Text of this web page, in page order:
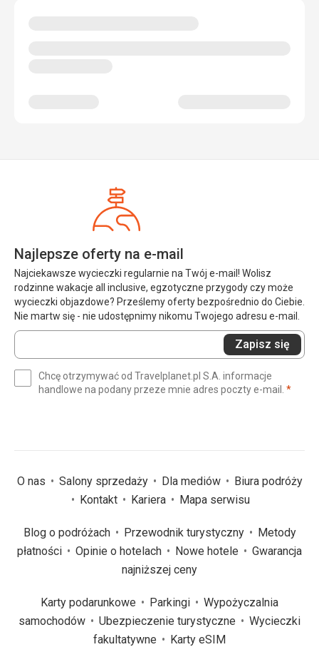
Najlepsze oferty na e-mail
Najciekawsze wycieczki regularnie na Twój e-mail! Wolisz
rodzinne wakacje all inclusive, egzotyczne przygody czy może
wycieczki objazdowe? Prześlemy oferty bezpośrednio do Ciebie.
Nie martw się - nie udostępnimy nikomu Twojego adresu e-mail.
Wprowadź
swój
(wymagane)
Zapisz się
Chcę otrzymywać od Travelplanet.pl S.A. informacje
handlowe na podany przeze mnie adres poczty e-mail. *
O nas Salony sprzedaży Dla mediów
Biura podróży
Kontakt
Kariera Mapa serwisu
Blog o podróżach Przewodnik turystyczny
Metody
płatności
Opinie o hotelach Nowe hotele
Gwarancja
najniższej ceny
Karty podarunkowe Parkingi
Wypożyczalnia
samochodów
Ubezpieczenie turystyczne
Wycieczki
fakultatywne
Karty eSIM